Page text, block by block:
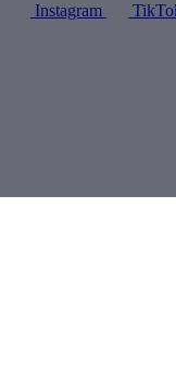
Instagram